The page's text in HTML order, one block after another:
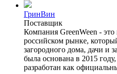
ГринВин
Поставщик
Компания GreenWeen -
российском рынке,
загородного дома, дачи и
была основана в 2015
разработан как